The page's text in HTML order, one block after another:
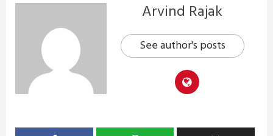
Arvind Rajak
See author's posts